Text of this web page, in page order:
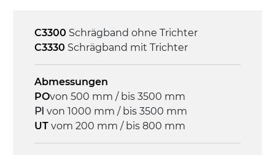
phasiger Asynchronmotor für
Mehrfachspannung 230/400Vac-50Hz-
3Ph
Geschwindigkeit
4 m/Minute
Steuerung
C3300 Schrägband ohne Trichter
C3330 Schrägband mit Trichter
Abmessungen
POvon 500 mm / bis 3500 mm
PI von 1000 mm / bis 3500 mm
UT vom 200 mm / bis 800 mm